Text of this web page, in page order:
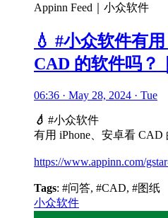
Appinn Feed｜小众软件
💧 #小众软件有
CAD 的软件吗？
06:36 · May 28, 2024 · Tue
💧 #小众软件
有用 iPhone、安卓看
https://www.appinn.com/
Tags: #问答, #CAD, #图纸
小众软件